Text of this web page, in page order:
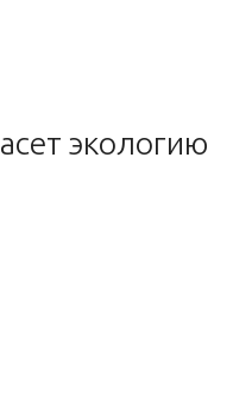
экологию